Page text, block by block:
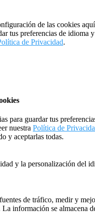
de las cookies aquí
tus preferencias de idioma
de Privacidad.
para guardar tus
nuestra Política de
y aceptarlas todas.
y la personalización del
de tráfico, medir y
información se almacena